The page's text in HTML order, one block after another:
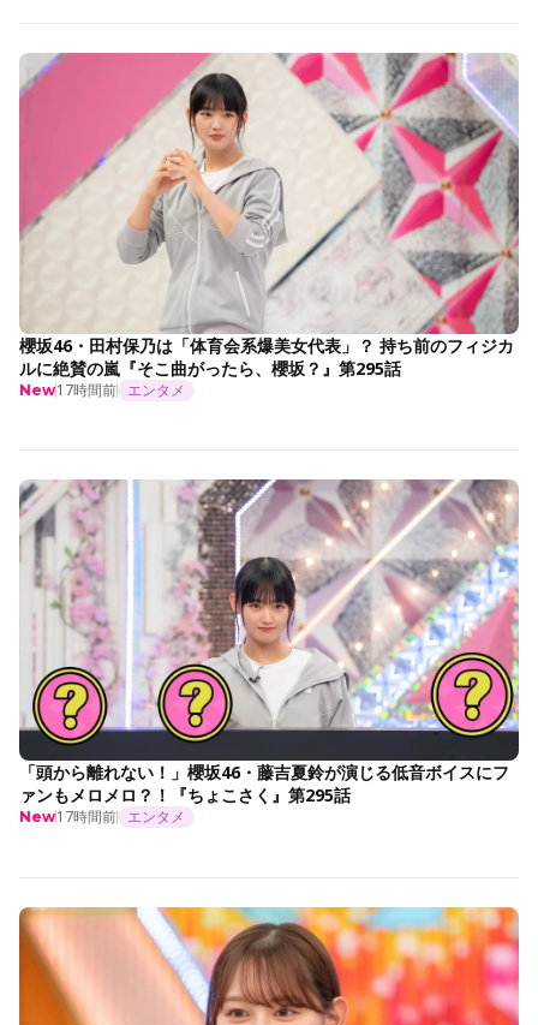
櫻坂46・田村保乃は「体育会系爆美女代表」？ 持ち前のフィジカ
ルに絶賛の嵐『そこ曲がったら、櫻坂？』第295話
New17時間前 エンタメ
「頭から離れない！」櫻坂46・藤吉夏鈴が演じる低音ボイスにフ
ァンもメロメロ？！『ちょこさく』第295話
New17時間前 エンタメ